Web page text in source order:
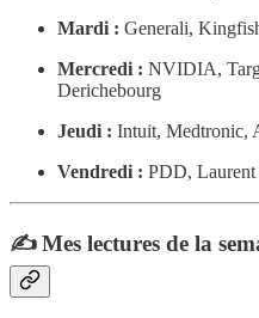
Mardi : Generali,
Mercredi : NVIDIA,
Derichebourg
Jeudi : Intuit, Medtronic,
Vendredi : PDD, Laurent
✍️ Mes lectures de la